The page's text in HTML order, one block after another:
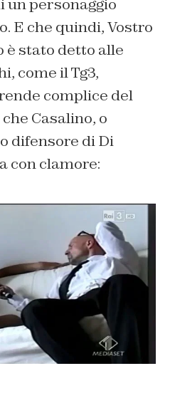
un personaggio
E che quindi, Vostro
è stato detto alle
come il Tg3,
complice del
Casalino, o
difensore di Di
con clamore: